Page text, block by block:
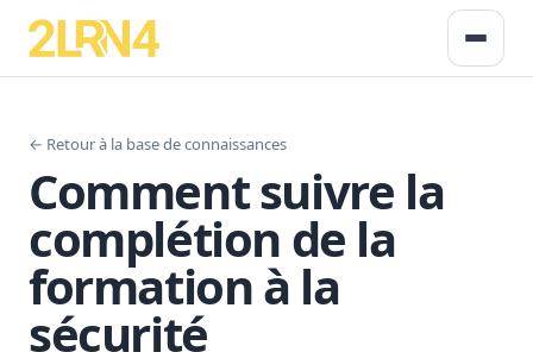
← Retour à la base de connaissances
Comment suivre la
complétion de la
formation à la
sécurité